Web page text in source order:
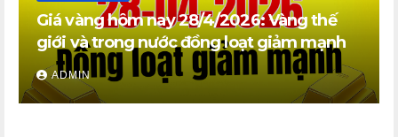
Giá vàng hôm nay 28/4/2026: Vàng thế
giới và trong nước đồng loạt giảm mạnh
ADMIN